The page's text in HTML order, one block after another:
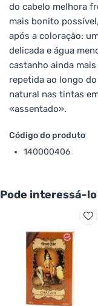
do cabelo melhora
mais bonito
após a coloração:
delicada e água
castanho ainda
repetida ao longo
natural nas tintas
«assentado».
Código do produto
140000406
Pode interessá-lo